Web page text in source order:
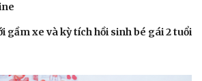
gầm xe và kỳ tích hồi sinh bé gái 2 tuổi